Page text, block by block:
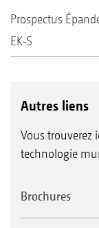
Prospectus
EK-S
Autres liens
Vous trouverez
technologie
Brochures